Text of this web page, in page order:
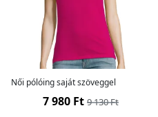
Női pólóing saját szöveggel
7 980 Ft 9 130 Ft